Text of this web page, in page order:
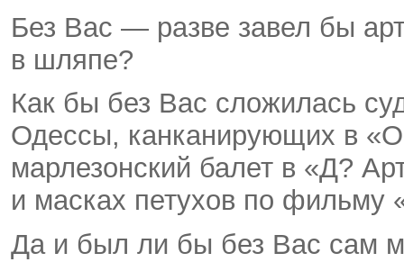
Без Вас — разве завел бы
в шляпе?
Как бы без Вас сложилась
Одессы, канканирующих в
марлезонский балет в «Д?
и масках петухов по фильму
Да и был ли бы без Вас сам